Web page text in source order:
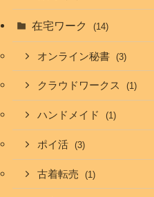
在宅ワーク (14)
オンライン秘書 (3)
クラウドワークス (1)
ハンドメイド (1)
ポイ活 (3)
古着転売 (1)